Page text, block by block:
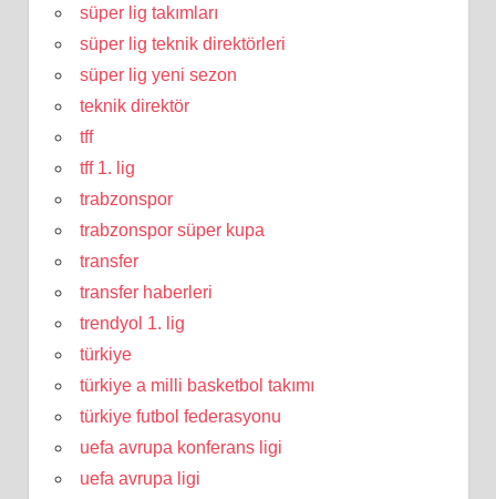
süper lig takımları
süper lig teknik direktörleri
süper lig yeni sezon
teknik direktör
tff
tff 1. lig
trabzonspor
trabzonspor süper kupa
transfer
transfer haberleri
trendyol 1. lig
türkiye
türkiye a milli basketbol takımı
türkiye futbol federasyonu
uefa avrupa konferans ligi
uefa avrupa ligi